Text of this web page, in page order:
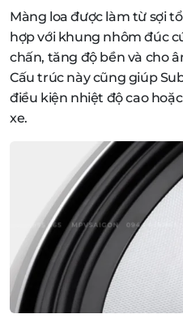
Màng loa được làm từ sợi
hợp với khung nhôm đúc
chấn, tăng độ bền và cho
Cấu trúc này cũng giúp
điều kiện nhiệt độ cao
xe.